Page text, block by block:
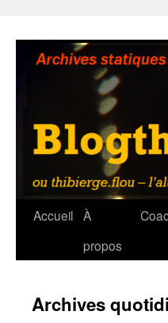
contenu
Accueil À
propos
Archives